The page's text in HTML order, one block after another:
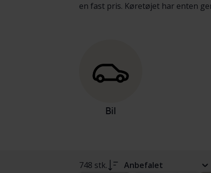
en fast pris. Køretøjet har enten
Bil
748 stk. Anbefalet